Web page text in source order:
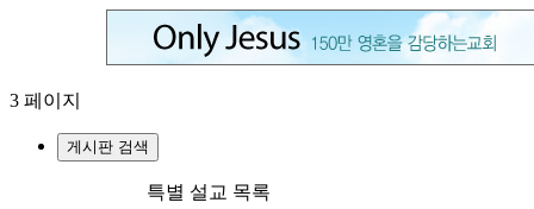
3 페이지
게시판 검색
특별 설교 목록